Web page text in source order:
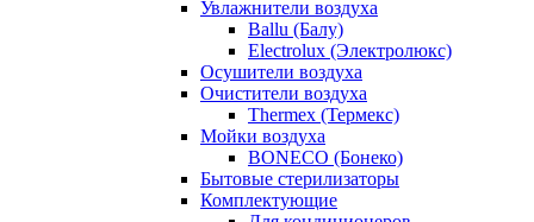
Увлажнители воздуха
Ballu (Балу)
Electrolux (Электролюкс)
Осушители воздуха
Очистители воздуха
Thermex (Термекс)
Мойки воздуха
BONECO (Бонеко)
Бытовые стерилизаторы
Комплектующие